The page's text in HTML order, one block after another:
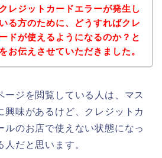
レジットカードエラーが発生し
る方のために、どうすればクレ
ドが使えるようになるのか？と
お伝えさせていただきました。
ージを閲覧している人は、マス
興味があるけど、クレジットカ
ルのお店で使えない状態になっ
だと思います。